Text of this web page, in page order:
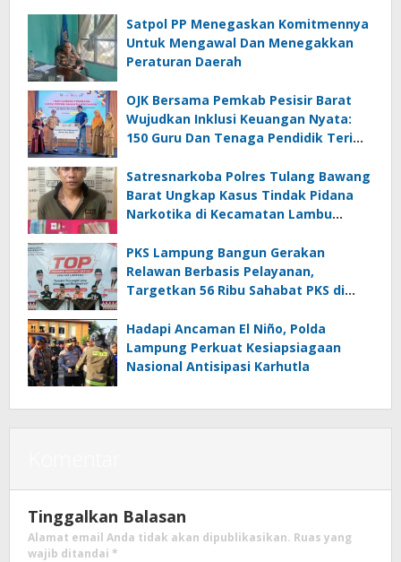
Satpol PP Menegaskan Komitmennya
Untuk Mengawal Dan Menegakkan
Peraturan Daerah
OJK Bersama Pemkab Pesisir Barat
Wujudkan Inklusi Keuangan Nyata:
150 Guru Dan Tenaga Pendidik Terima
Satresnarkoba Polres Tulang Bawang
Barat Ungkap Kasus Tindak Pidana
Narkotika di Kecamatan Lambu
PKS Lampung Bangun Gerakan
Relawan Berbasis Pelayanan,
Targetkan 56 Ribu Sahabat PKS di
Hadapi Ancaman El Niño, Polda
Lampung Perkuat Kesiapsiagaan
Nasional Antisipasi Karhutla
Tinggalkan Balasan
Alamat email Anda tidak akan dipublikasikan. Ruas yang
wajib ditandai *